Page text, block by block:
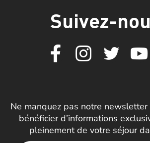
Suivez-
Ne manquez pas notre
bénéficier d’informations
pleinement de votre séjour